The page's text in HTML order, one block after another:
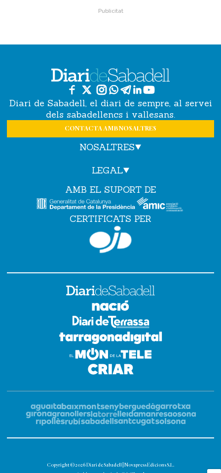
Diari de Sabadell, el diari de sempre, al servei
dels sabadellencs i vallesans.
CONTACTA AMB NOSALTRES
NOSALTRES
LEGAL
AMB EL SUPORT DE
CERTIFICATS PER
Copyright © 2026 Diari de Sabadell | Novapress Edicions S.L.